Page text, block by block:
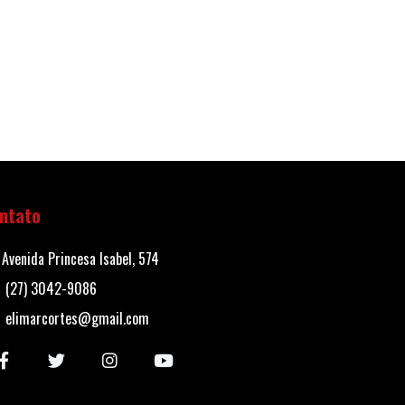
Princesa Isabel, 574
(27) 3042-9086
elimarcortes@gmail.com